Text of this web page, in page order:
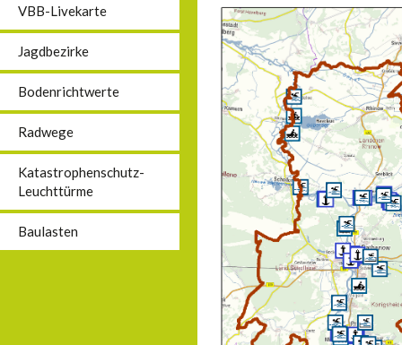
VBB-Livekarte
Jagdbezirke
Bodenrichtwerte
Radwege
Katastrophenschutz-
Leuchttürme
Baulasten